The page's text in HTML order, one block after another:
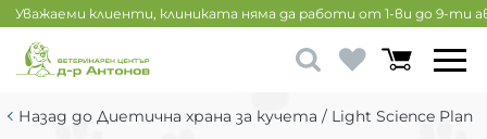
Уважаеми клиенти, клиниката няма да работи от 1-ви до 9-ти
Назад до Диетична храна за кучета / Light Science Plan